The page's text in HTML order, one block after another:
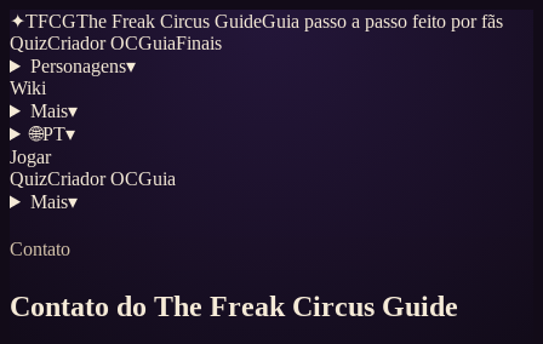
✦TFCGThe Freak Circus GuideGuia passo a passo feito por fãs
QuizCriador OCGuiaFinais
Personagens▾
Wiki
Mais▾
🌐PT▾
Jogar
QuizCriador OCGuia
Mais▾
Contato
Contato do The Freak Circus Guide